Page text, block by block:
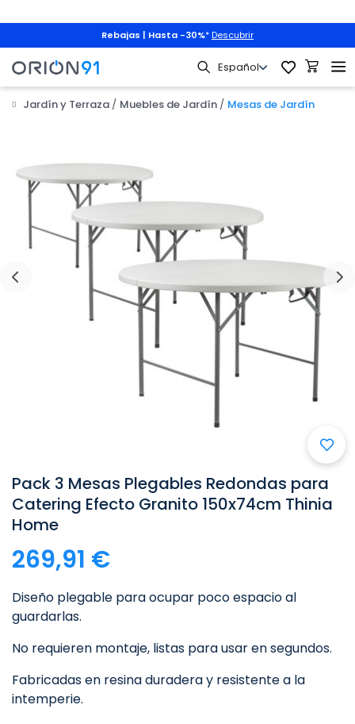
Rebajas | Hasta -30%* Descubrir
Jardín y Terraza Muebles de Jardín Mesas de Jardín
Pack 3 Mesas Plegables Redondas para
Catering Efecto Granito 150x74cm Thinia
Home
269,91 €
Diseño plegable para ocupar poco espacio al
guardarlas.
No requieren montaje, listas para usar en segundos.
Fabricadas en resina duradera y resistente a la
intemperie.